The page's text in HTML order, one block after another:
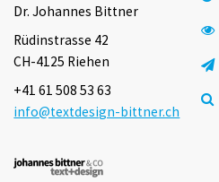
Dr. Johannes Bittner
Rüdinstrasse 42
CH-4125 Riehen
+41 61 508 53 63
info@textdesign-bittner.ch